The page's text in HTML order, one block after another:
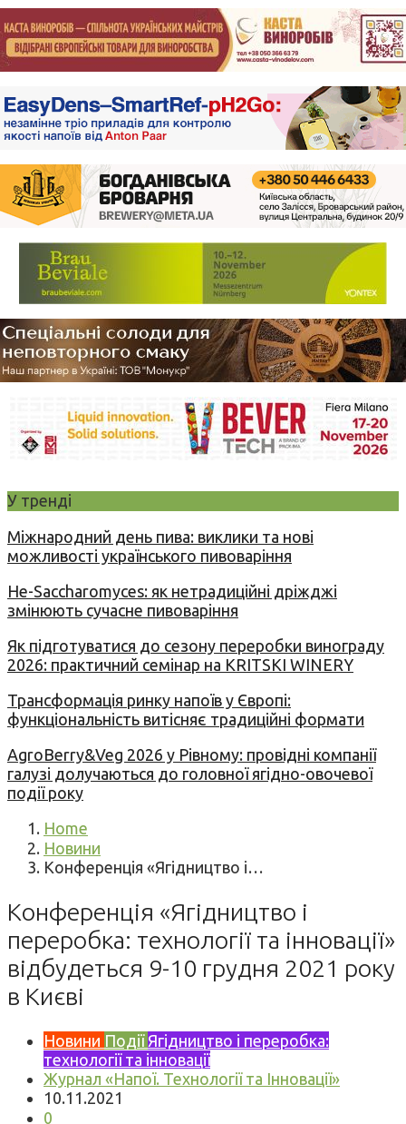
У тренді
Міжнародний день пива: виклики та нові
можливості українського пивоваріння
Не-Saccharomyces: як нетрадиційні дріжджі
змінюють сучасне пивоваріння
Як підготуватися до сезону переробки винограду
2026: практичний семінар на KRITSKI WINERY
Трансформація ринку напоїв у Європі:
функціональність витісняє традиційні формати
AgroBerry&Veg 2026 у Рівному: провідні компанії
галузі долучаються до головної ягідно-овочевої
події року
Home
Новини
Конференція «Ягідництво і…
Конференція «Ягідництво і
переробка: технології та інновації»
відбудеться 9-10 грудня 2021 року
в Києві
Новини Події Ягідництво і переробка:
технології та інновації
Журнал «Напої. Технології та Інновації»
10.11.2021
0